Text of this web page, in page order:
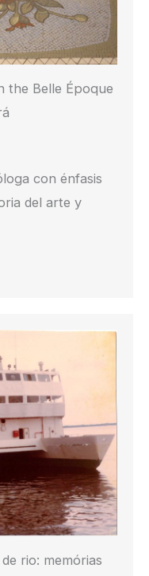
the Belle Époque
con énfasis
del arte y
rio: memórias